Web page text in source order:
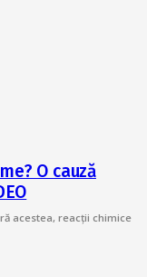
O cauză
acestea, reacții chimice